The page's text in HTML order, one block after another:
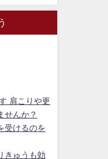
肩こりや更
せんか？
受けるのを
きゅうも効